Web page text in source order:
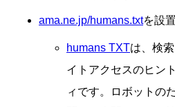
ama.ne.jp/humans.txtを設
humans TXTは、検
イトアクセスのヒン
ィです。ロボットの